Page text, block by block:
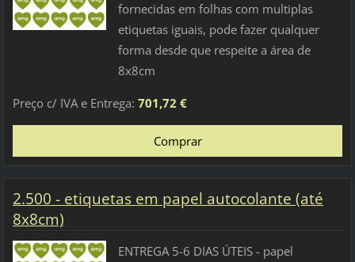
fornecidas em folhas com multiplas
etiquetas iguais, pode fazer qualquer
forma desde que respeite a área de
8x8cm
Preço c/ IVA e Entrega: 701,72 €
2.500 - etiquetas em papel autocolante (até
8x8cm)
ENTREGA 5-6 DIAS ÚTEIS - papel